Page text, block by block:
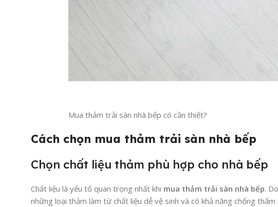
Mua thảm trải sàn nhà bếp có cần thiết?
Cách chọn mua thảm trải sàn nhà bếp
Chọn chất liệu thảm phù hợp cho nhà bếp
Chất liệu là yếu tố quan trọng nhất khi mua thảm trải sàn nhà bếp.
những loại thảm làm từ chất liệu dễ vệ sinh và có khả năng chống thấm